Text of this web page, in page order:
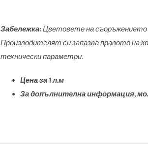
Забележка:Цветовете на съоръжението
Производителят си запазва правото на
технически параметри.
Цена за 1 л.м
За допълнителна информация,